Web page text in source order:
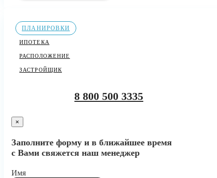
ПЛАНИРОВКИ
ИПОТЕКА
РАСПОЛОЖЕНИЕ
ЗАСТРОЙЩИК
8 800 500 3335
×
Заполните форму и в ближайшее время
с Вами свяжется наш менеджер
Имя